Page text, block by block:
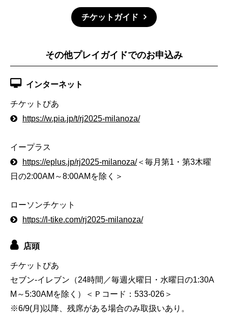
チケットガイド
その他プレイガイドでのお申込み
インターネット
チケットぴあ
https://w.pia.jp/t/rj2025-milanoza/
イープラス
https://eplus.jp/rj2025-milanoza/＜毎月第1・第3木曜
日の2:00AM～8:00AMを除く＞
ローソンチケット
https://l-tike.com/rj2025-milanoza/
店頭
チケットぴあ
セブン-イレブン（24時間／毎週火曜日・水曜日の1:30A
M～5:30AMを除く）＜Ｐコード：533-026＞
※6/9(月)以降、残席がある場合のみ取扱いあり。